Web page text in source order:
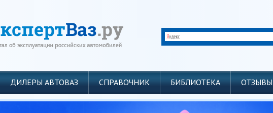
ДИЛЕРЫ АВТОВАЗ СПРАВОЧНИК БИБЛИОТЕКА ОТЗЫВЫ